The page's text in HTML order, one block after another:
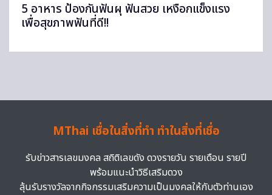
5 อาหาร ป้องกันฟันผุ ฟันสวย เหงือกแข็งแรง
เพื่อสุขภาพฟันที่ดี!!
MThai เชื่อในสิ่งที่ทำ ทำในสิ่งที่เชื่อ
รับข่าวสารเลขมงคล สถิติเลขดัง ดวงรายวัน รายเดือน รายปี
พร้อมแนะนำวิธีเสริมดวง
ลุ้นรับรางวัลจากกิจกรรมเสริมความเป็นมงคลให้กับตัวท่านเอง